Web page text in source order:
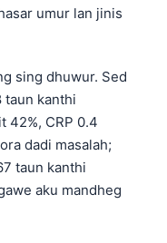
umur lan jinis
sing dhuwur. Sed
taun kanthi
42%, CRP 0.4
dadi masalah;
taun kanthi
aku mandheg